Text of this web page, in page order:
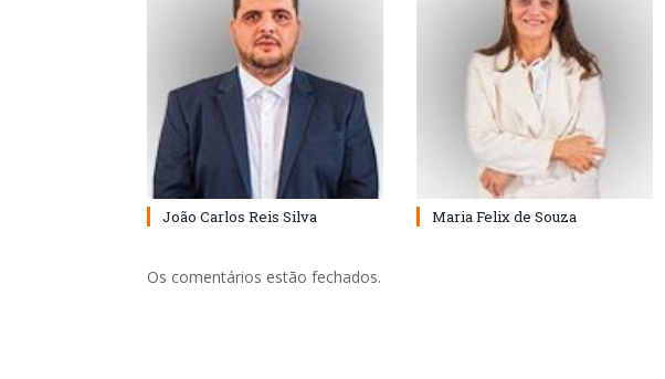
João Carlos Reis Silva Maria Felix de Souza
Os comentários estão fechados.